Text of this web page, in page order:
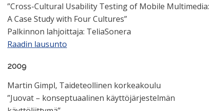
”Cross-Cultural Usability Testing of Mobile Multimedia:
A Case Study with Four Cultures”
Palkinnon lahjoittaja: TeliaSonera
Raadin lausunto
2009
Martin Gimpl, Taideteollinen korkeakoulu
”Juovat – konseptuaalinen käyttöjärjestelmän